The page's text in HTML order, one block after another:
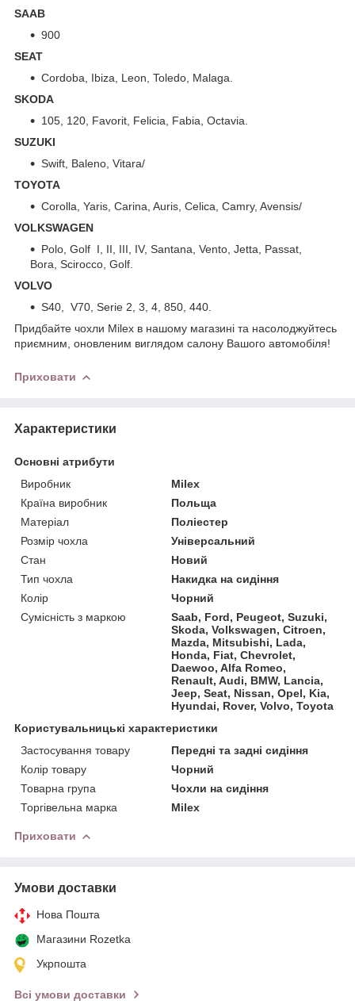
SAAB
900
SEAT
Cordoba, Ibiza, Leon, Toledo, Malaga.
SKODA
105, 120, Favorit, Felicia, Fabia, Octavia.
SUZUKI
Swift, Baleno, Vitara/
TOYOTA
Corolla, Yaris, Carina, Auris, Celica, Camry, Avensis/
VOLKSWAGEN
Polo, Golf I, II, III, IV, Santana, Vento, Jetta, Passat,
Bora, Scirocco, Golf.
VOLVO
S40, V70, Serie 2, 3, 4, 850, 440.
Придбайте чохли Milex в нашому магазині та насолоджуйтесь
приємним, оновленим виглядом салону Вашого автомобіля!
Приховати
Характеристики
Основні атрибути
Виробник
Milex
Країна виробник
Польща
Матеріал
Поліестер
Розмір чохла
Універсальний
Стан
Новий
Тип чохла
Накидка на сидіння
Колір
Чорний
Сумісність з маркою
Saab, Ford, Peugeot, Suzuki,
Skoda, Volkswagen, Citroen,
Mazda, Mitsubishi, Lada,
Honda, Fiat, Chevrolet,
Daewoo, Alfa Romeo,
Renault, Audi, BMW, Lancia,
Jeep, Seat, Nissan, Opel, Kia,
Hyundai, Rover, Volvo, Toyota
Користувальницькі характеристики
Застосування товару
Передні та задні сидіння
Колір товару
Чорний
Товарна група
Чохли на сидіння
Торгівельна марка
Milex
Приховати
Умови доставки
Нова Пошта
Магазини Rozetka
Укрпошта
Всі умови доставки